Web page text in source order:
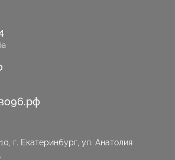
г. Екатеринбург, ул. Анатолия